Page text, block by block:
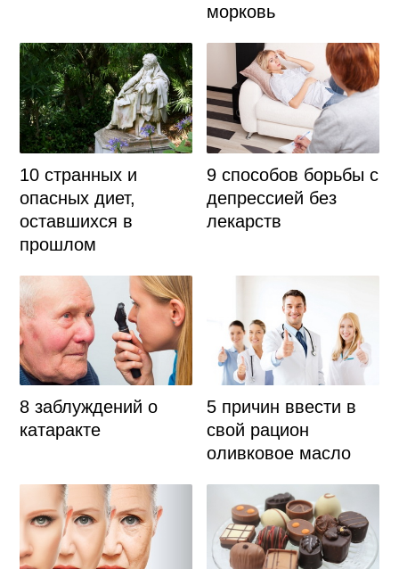
морковь
10 странных и
опасных диет,
оставшихся в
прошлом
9 способов борьбы с
депрессией без
лекарств
8 заблуждений о
катаракте
5 причин ввести в
свой рацион
оливковое масло